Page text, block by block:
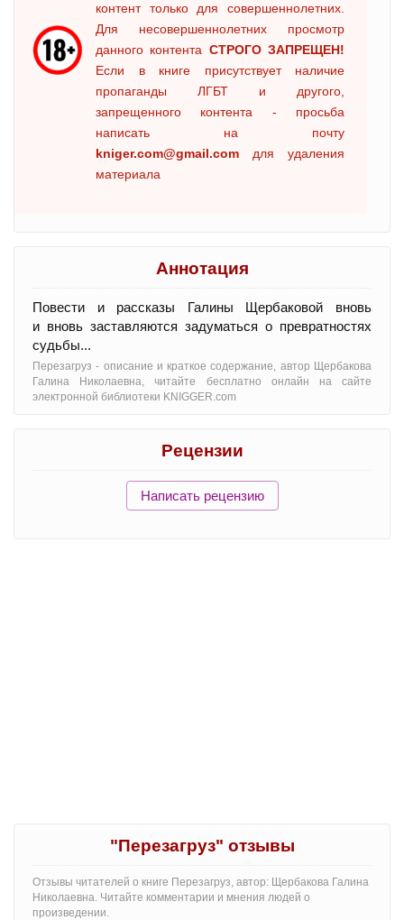
контент только для совершеннолетних.
Для несовершеннолетних просмотр
данного контента СТРОГО ЗАПРЕЩЕН!
Если в книге присутствует наличие
пропаганды ЛГБТ и другого,
запрещенного контента - просьба
написать на почту
kniger.com@gmail.com для удаления
материала
Аннотация
Повести и рассказы Галины Щербаковой вновь
и вновь заставляются задуматься о превратностях
судьбы...
Перезагруз - oписание и краткое содержание, автор Щербакова
Галина Николаевна, читайте бесплатно онлайн на сайте
электронной библиотеки KNIGGER.com
Рецензии
Написать рецензию
"Перезагруз" отзывы
Отзывы читателей о книге Перезагруз, автор: Щербакова Галина
Николаевна. Читайте комментарии и мнения людей о
произведении.